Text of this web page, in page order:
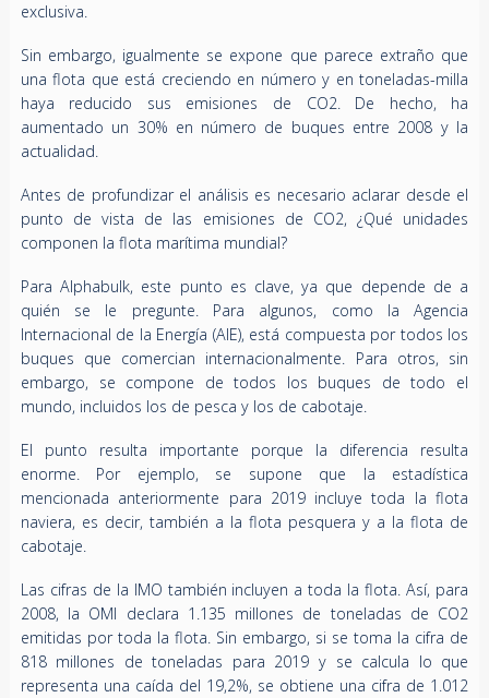
exclusiva.
Sin embargo, igualmente se expone que parece extraño que
una flota que está creciendo en número y en toneladas-milla
haya reducido sus emisiones de CO2. De hecho, ha
aumentado un 30% en número de buques entre 2008 y la
actualidad.
Antes de profundizar el análisis es necesario aclarar desde el
punto de vista de las emisiones de CO2, ¿Qué unidades
componen la flota marítima mundial?
Para Alphabulk, este punto es clave, ya que depende de a
quién se le pregunte. Para algunos, como la Agencia
Internacional de la Energía (AIE), está compuesta por todos los
buques que comercian internacionalmente. Para otros, sin
embargo, se compone de todos los buques de todo el
mundo, incluidos los de pesca y los de cabotaje.
El punto resulta importante porque la diferencia resulta
enorme. Por ejemplo, se supone que la estadística
mencionada anteriormente para 2019 incluye toda la flota
naviera, es decir, también a la flota pesquera y a la flota de
cabotaje.
Las cifras de la IMO también incluyen a toda la flota. Así, para
2008, la OMI declara 1.135 millones de toneladas de CO2
emitidas por toda la flota. Sin embargo, si se toma la cifra de
818 millones de toneladas para 2019 y se calcula lo que
representa una caída del 19,2%, se obtiene una cifra de 1.012